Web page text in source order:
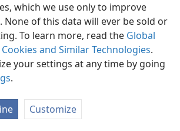
which we use only to improve
None of this data will ever be sold or
To learn more, read the Global
and Similar Technologies.
your settings at any time by going
.
Customize